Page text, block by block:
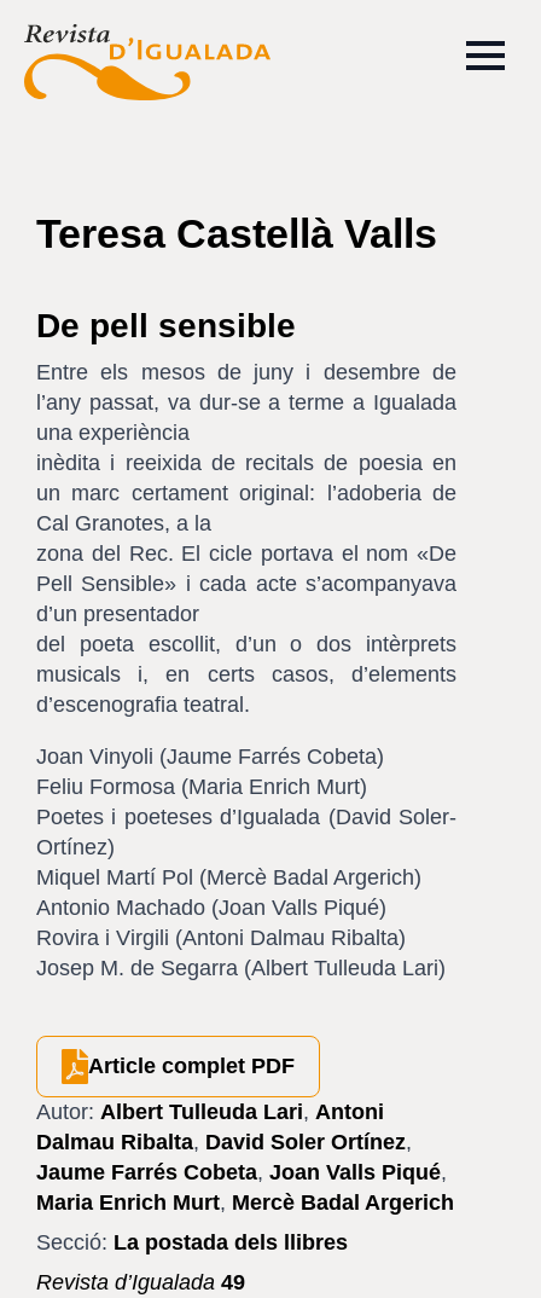
Teresa Castellà Valls
De pell sensible
Entre els mesos de juny i desembre de
l’any passat, va dur-se a terme a Igualada
una experiència
inèdita i reeixida de recitals de poesia en
un marc certament original: l’adoberia de
Cal Granotes, a la
zona del Rec. El cicle portava el nom «De
Pell Sensible» i cada acte s’acompanyava
d’un presentador
del poeta escollit, d’un o dos intèrprets
musicals i, en certs casos, d’elements
d’escenografia teatral.
Joan Vinyoli (Jaume Farrés Cobeta)
Feliu Formosa (Maria Enrich Murt)
Poetes i poeteses d’Igualada (David Soler-
Ortínez)
Miquel Martí Pol (Mercè Badal Argerich)
Antonio Machado (Joan Valls Piqué)
Rovira i Virgili (Antoni Dalmau Ribalta)
Josep M. de Segarra (Albert Tulleuda Lari)
Article complet PDF
Autor: Albert Tulleuda Lari, Antoni
Dalmau Ribalta, David Soler Ortínez,
Jaume Farrés Cobeta, Joan Valls Piqué,
Maria Enrich Murt, Mercè Badal Argerich
Secció: La postada dels llibres
Revista d’Igualada 49